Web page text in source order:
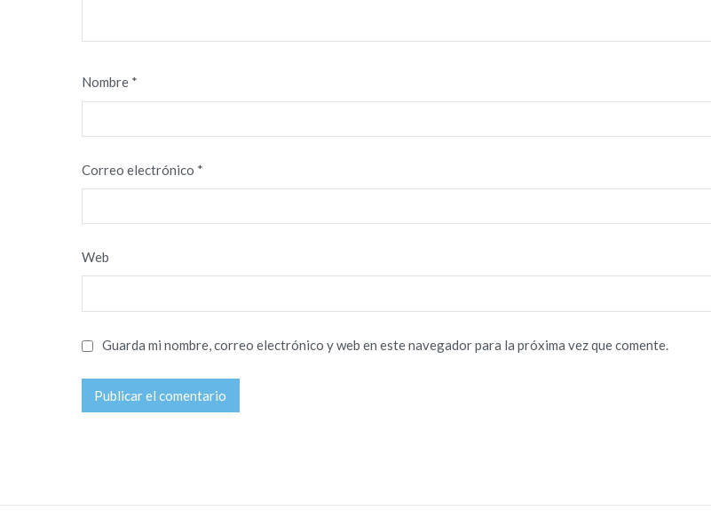
Nombre *
Correo electrónico *
Web
Guarda mi nombre, correo electrónico y web en este navegador para la próxima vez que comente.